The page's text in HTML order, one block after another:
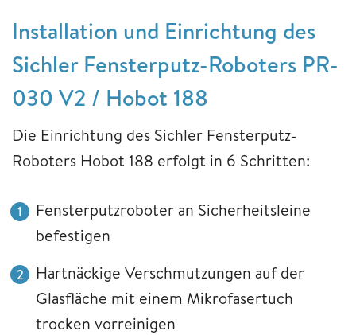
Installation und Einrichtung des
Sichler Fensterputz-Roboters PR-
030 V2 / Hobot 188
Die Einrichtung des Sichler Fensterputz-
Roboters Hobot 188 erfolgt in 6 Schritten:
Fensterputzroboter an Sicherheitsleine
befestigen
Hartnäckige Verschmutzungen auf der
Glasfläche mit einem Mikrofasertuch
trocken vorreinigen